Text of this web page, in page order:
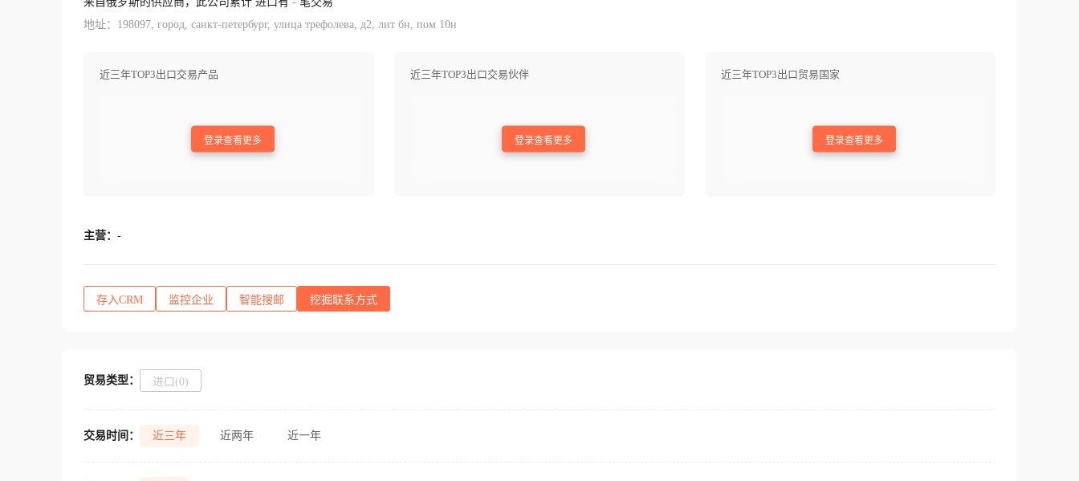
地址：198097, город, санкт-петербург, улица трефолева, д2, лит бн, пом 10н
近三年TOP3出口交易产品
登录查看更多
近三年TOP3出口交易伙伴
登录查看更多
近三年TOP3出口贸易国家
登录查看更多
主营： -
存入CRM 监控企业 智能搜邮 挖掘联系方式
贸易类型： 进口(0)
交易时间： 近三年 近两年 近一年